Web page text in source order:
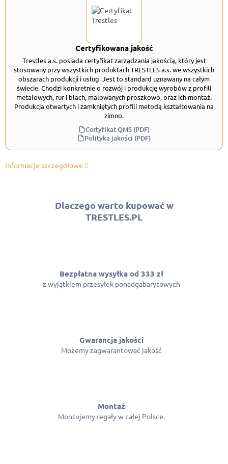
Certyfikowana jakość
Trestles a.s. posiada certyfikat zarządzania jakością, który jest
stosowany przy wszystkich produktach TRESTLES a.s. we wszystkich
obszarach produkcji i usług. Jest to standard uznawany na całym
świecie. Chodzi konkretnie o rozwój i produkcję wyrobów z profili
metalowych, rur i blach, malowanych proszkowo, oraz ich montaż.
Produkcja otwartych i zamkniętych profili metodą kształtowania na
zimno.
Certyfikat QMS (PDF)
Polityka jakości (PDF)
Informacje szczegółowe
Dlaczego warto kupować w
TRESTLES.PL
Bezpłatna wysyłka od 333 zł
z wyjątkiem przesyłek ponadgabarytowych
Gwarancja jakości
Możemy zagwarantować jakość
Montaż
Montujemy regały w całej Polsce.